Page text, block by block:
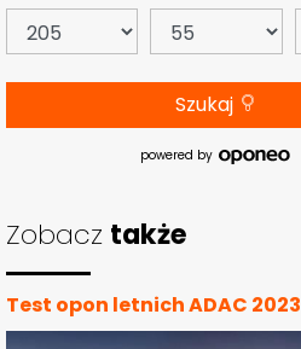
Szukaj
powered by
Zobacz także
Test opon letnich ADAC 2023